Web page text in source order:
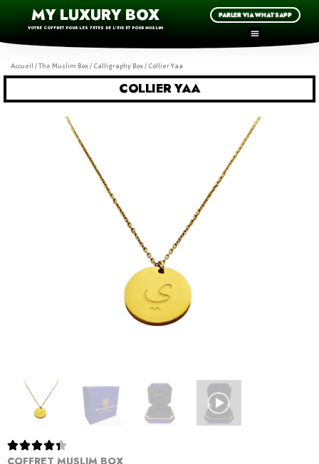
MY LUXURY BOX
VOTRE COFFRET POUR LES FETES DE L'EID ET POUR MUSLIM
PARLER VIA WHATSAPP
Accueil /The Muslim Box/ Calligraphy Box/ Collier Yaa
COLLIER YAA

COFFRET MUSLIM BOX